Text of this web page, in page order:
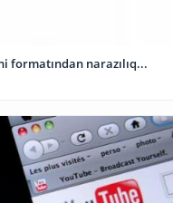
formatından narazılıq...